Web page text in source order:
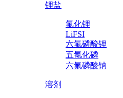
锂盐
氟化锂
LiFSI
六氟磷酸锂
五氯化磷
六氟磷酸钠
溶剂